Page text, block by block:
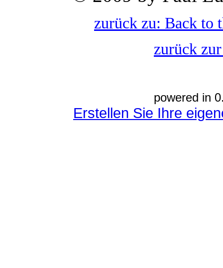
zurück zu: Back to
zurück
powered in
Erstellen Sie Ihre